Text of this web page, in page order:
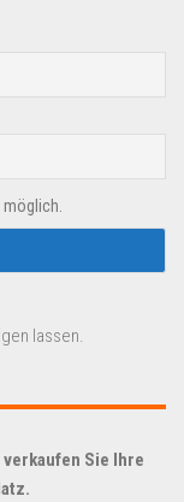
lassen.
Sie Ihre